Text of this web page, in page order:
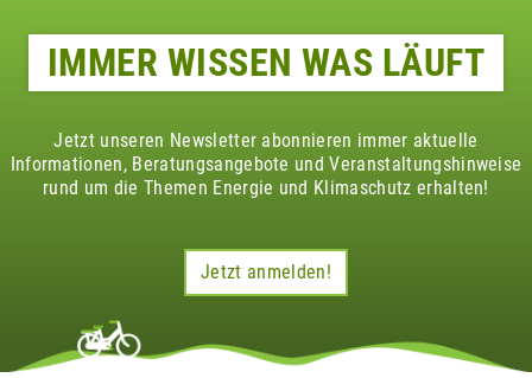
IMMER WISSEN WAS LÄUFT
Jetzt unseren Newsletter abonnieren immer aktuelle
Informationen, Beratungsangebote und Veranstaltungshinweise
rund um die Themen Energie und Klimaschutz erhalten!
Jetzt anmelden!